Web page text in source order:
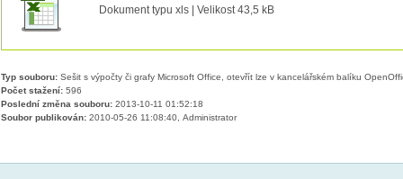
Dokument typu xls | Velikost 43,5 kB
Typ souboru:Sešit s výpočty či grafy Microsoft Office, otevřít lze v kancelářském balíku
Počet stažení:596
Poslední změna souboru:2013-10-11 01:52:18
Soubor publikován:2010-05-26 11:08:40, Administrator